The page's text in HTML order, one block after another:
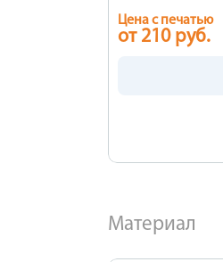
Цена с печатью
от 210 руб.
Материал